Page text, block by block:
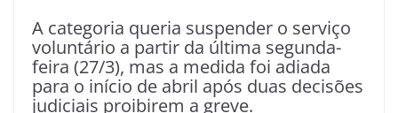
A categoria queria suspender o serviço
voluntário a partir da última segunda-
feira (27/3), mas a medida foi adiada
para o início de abril após duas decisões
judiciais proibirem a greve.